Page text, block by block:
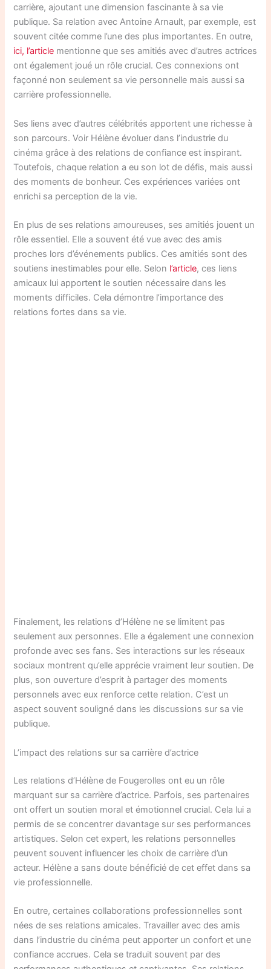
carrière, ajoutant une dimension fascinante à sa vie
publique. Sa relation avec Antoine Arnault, par exemple, est
souvent citée comme l’une des plus importantes. En outre,
ici, l’article mentionne que ses amitiés avec d’autres actrices
ont également joué un rôle crucial. Ces connexions ont
façonné non seulement sa vie personnelle mais aussi sa
carrière professionnelle.
Ses liens avec d’autres célébrités apportent une richesse à
son parcours. Voir Hélène évoluer dans l’industrie du
cinéma grâce à des relations de confiance est inspirant.
Toutefois, chaque relation a eu son lot de défis, mais aussi
des moments de bonheur. Ces expériences variées ont
enrichi sa perception de la vie.
En plus de ses relations amoureuses, ses amitiés jouent un
rôle essentiel. Elle a souvent été vue avec des amis
proches lors d’événements publics. Ces amitiés sont des
soutiens inestimables pour elle. Selon l’article, ces liens
amicaux lui apportent le soutien nécessaire dans les
moments difficiles. Cela démontre l’importance des
relations fortes dans sa vie.
Finalement, les relations d’Hélène ne se limitent pas
seulement aux personnes. Elle a également une connexion
profonde avec ses fans. Ses interactions sur les réseaux
sociaux montrent qu’elle apprécie vraiment leur soutien. De
plus, son ouverture d’esprit à partager des moments
personnels avec eux renforce cette relation. C’est un
aspect souvent souligné dans les discussions sur sa vie
publique.
L’impact des relations sur sa carrière d’actrice
Les relations d’Hélène de Fougerolles ont eu un rôle
marquant sur sa carrière d’actrice. Parfois, ses partenaires
ont offert un soutien moral et émotionnel crucial. Cela lui a
permis de se concentrer davantage sur ses performances
artistiques. Selon cet expert, les relations personnelles
peuvent souvent influencer les choix de carrière d’un
acteur. Hélène a sans doute bénéficié de cet effet dans sa
vie professionnelle.
En outre, certaines collaborations professionnelles sont
nées de ses relations amicales. Travailler avec des amis
dans l’industrie du cinéma peut apporter un confort et une
confiance accrues. Cela se traduit souvent par des